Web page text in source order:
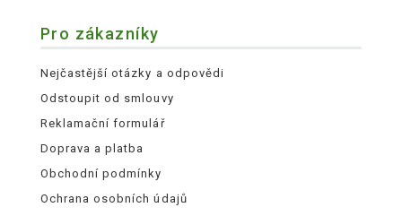
Pro zákazníky
Nejčastější otázky a odpovědi
Odstoupit od smlouvy
Reklamační formulář
Doprava a platba
Obchodní podmínky
Ochrana osobních údajů